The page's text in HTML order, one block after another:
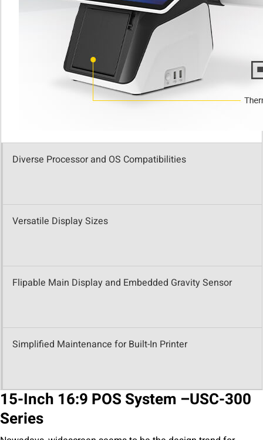
Diverse Processor and OS Compatibilities
Versatile Display Sizes
Flipable Main Display and Embedded Gravity Sensor
Simplified Maintenance for Built-In Printer
15-Inch 16:9 POS System –USC-300
Series